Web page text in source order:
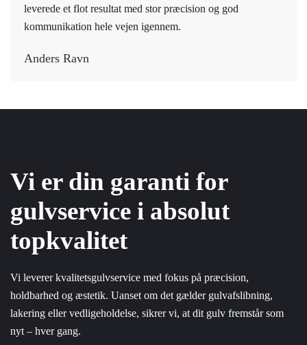
leverede et flot resultat med stor præcision og god
kommunikation hele vejen igennem.
Anders Ravn
Vi er din garanti for
gulvservice i absolut
topkvalitet
Vi leverer kvalitetsgulvservice med fokus på præcision,
holdbarhed og æstetik. Uanset om det gælder gulvafslibning,
lakering eller vedligeholdelse, sikrer vi, at dit gulv fremstår som
nyt – hver gang.